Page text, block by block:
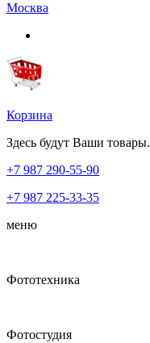
Москва
Корзина
Здесь будут Ваши товары.
+7 987 290-55-90
+7 987 225-33-35
меню
Фототехника
Фотостудия